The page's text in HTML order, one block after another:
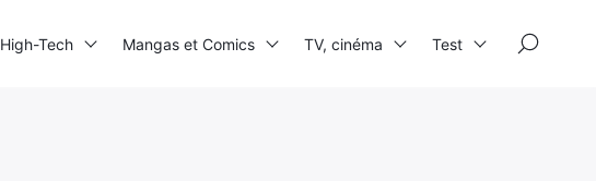
High-Tech Mangas et Comics TV, cinéma Test